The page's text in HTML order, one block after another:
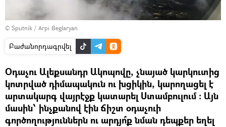
© Sputnik / Arpi Beglaryan
Բաժանորդագրվել
Օդաչու Ալեքսանդր Ակոպովը, չնայած կարկուտից
կոտրված դիմապակուն ու խցիկին, կարողացել է
արտակարգ վայրէջք կատարել Ստամբուլում ։ Այն
մասին՝ ինչքանով էին ճիշտ օդաչուի
գործողություններն ու արդյո՞ք նման դեպքեր եղել